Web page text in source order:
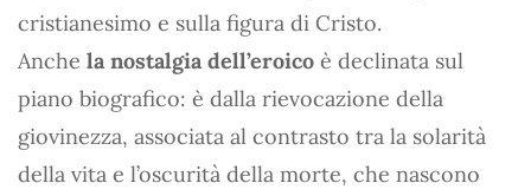
cristianesimo e sulla figura di Cristo.
Anche la nostalgia dell’eroico è declinata sul
piano biografico: è dalla rievocazione della
giovinezza, associata al contrasto tra la solarità
della vita e l’oscurità della morte, che nascono